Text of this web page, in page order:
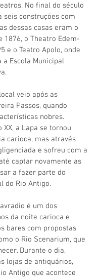
No final do século
seis construções com
dessas casas eram o
1876, o Theatro Edem-
e o Teatro Apolo, onde
a Escola Municipal
veio após as
Passos, quando
nobres.
XX, a Lapa se tornou
carioca, mas através
e sofreu com a
captar novamente as
a fazer parte do
do Rio Antigo.
é um dos
da noite carioca e
bares com propostas
o Rio Scenarium, que
Durante o dia,
lojas de antiquários,
Antigo que acontece